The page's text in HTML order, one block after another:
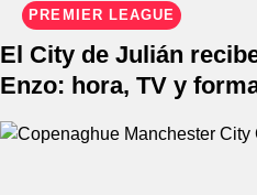
PREMIER LEAGUE
El City de Julián
Enzo: hora, TV y